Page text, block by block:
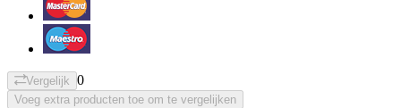
Vergelijk 0
Voeg extra producten toe om te vergelijken